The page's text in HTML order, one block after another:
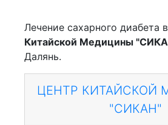
Лечение сахарного диабета в
Китайской Медицины
Далянь.
ЦЕНТР КИТАЙСКОЙ
"СИКАН"